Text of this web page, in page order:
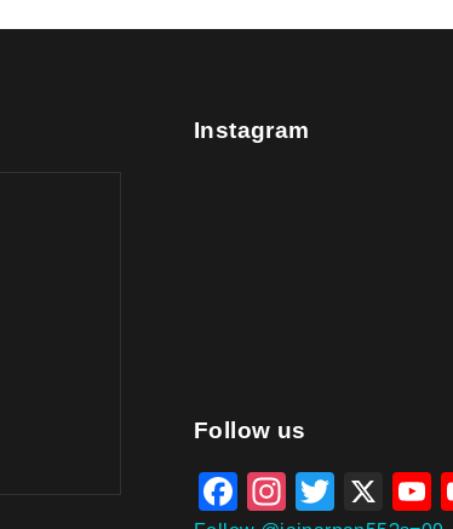
Instagram
Follow us
Facebook
Twitter
X